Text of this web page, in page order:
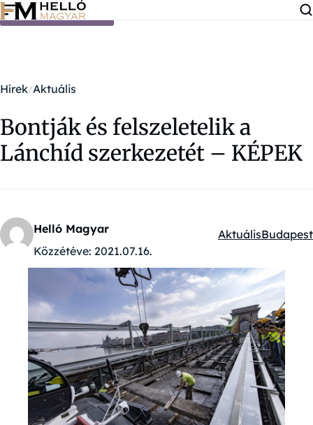
Ugrás a tartalomra
Hírek Aktuális
Bontják és felszeletelik a
Lánchíd szerkezetét – KÉPEK
Helló Magyar
Közzétéve: 2021.07.16.
Kategóriák:
AktuálisBudapest